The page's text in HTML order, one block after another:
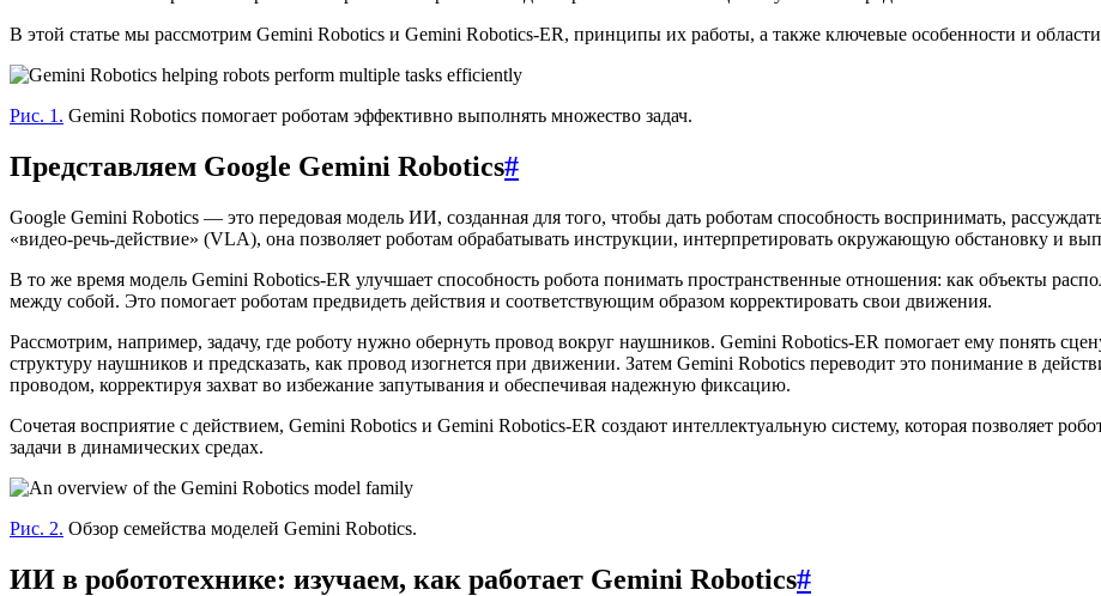
В этой статье мы рассмотрим Gemini Robotics и Gemini Robotics-ER, принципы их работы, а также ключевые особенности и
Рис. 1. Gemini Robotics помогает роботам эффективно выполнять множество задач.
Представляем Google Gemini Robotics#
Google Gemini Robotics — это передовая модель ИИ, созданная для того, чтобы дать роботам способность воспринимать,
«видео-речь-действие» (VLA), она позволяет роботам обрабатывать инструкции, интерпретировать окружающую обстановку и
В то же время модель Gemini Robotics-ER улучшает способность робота понимать пространственные отношения: как объекты
между собой. Это помогает роботам предвидеть действия и соответствующим образом корректировать свои движения.
Рассмотрим, например, задачу, где роботу нужно обернуть провод вокруг наушников. Gemini Robotics-ER помогает ему понять
структуру наушников и предсказать, как провод изогнется при движении. Затем Gemini Robotics переводит это понимание в
проводом, корректируя захват во избежание запутывания и обеспечивая надежную фиксацию.
Сочетая восприятие с действием, Gemini Robotics и Gemini Robotics-ER создают интеллектуальную систему, которая позволяет
задачи в динамических средах.
Рис. 2. Обзор семейства моделей Gemini Robotics.
ИИ в робототехнике: изучаем, как работает Gemini Robotics#